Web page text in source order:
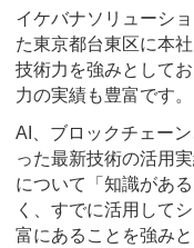
イケバナソリューシ
た東京都台東区に本
技術力を強みとして
力の実績も豊富です。
AI、ブロックチェー
った最新技術の活用
について「知識があ
く、すでに活用して
富にあることを強みと